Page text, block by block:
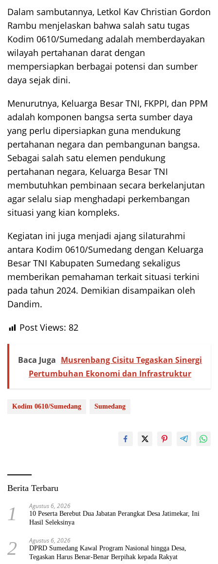
Dalam sambutannya, Letkol Kav Christian Gordon
Rambu menjelaskan bahwa salah satu tugas
Kodim 0610/Sumedang adalah memberdayakan
wilayah pertahanan darat dengan
mempersiapkan berbagai potensi dan sumber
daya sejak dini.
Menurutnya, Keluarga Besar TNI, FKPPI, dan PPM
adalah komponen bangsa serta sumber daya
yang perlu dipersiapkan guna mendukung
pertahanan negara dan pembangunan bangsa.
Sebagai salah satu elemen pendukung
pertahanan negara, Keluarga Besar TNI
membutuhkan pembinaan secara berkelanjutan
agar selalu siap menghadapi perkembangan
situasi yang kian kompleks.
Kegiatan ini juga menjadi ajang silaturahmi
antara Kodim 0610/Sumedang dengan Keluarga
Besar TNI Kabupaten Sumedang sekaligus
memberikan pemahaman terkait situasi terkini
pada tahun 2024. Demikian disampaikan oleh
Dandim.
Post Views: 82
Baca Juga Musrenbang Cisitu Tegaskan Sinergi
Pertumbuhan Ekonomi dan Infrastruktur
Kodim 0610/Sumedang Sumedang
Berita Terbaru
1 Agustus 6, 2026
10 Peserta Berebut Dua Jabatan Perangkat Desa Jatimekar, Ini
Hasil Seleksinya
2 Agustus 6, 2026
DPRD Sumedang Kawal Program Nasional hingga Desa,
Tegaskan Harus Benar-Benar Berpihak kepada Rakyat